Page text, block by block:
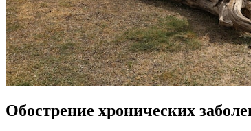
Обострение хронических